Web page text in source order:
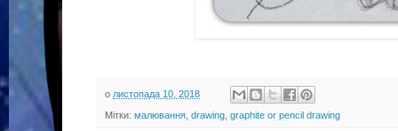
о листопада 10, 2018
Мітки: малювання drawing graphite or pencil drawing